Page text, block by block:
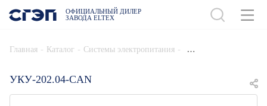
ОФИЦИАЛЬНЫЙ ДИЛЕР
ЗАВОДА ELTEX
Главная - Каталог - Системы электропитания -
УКУ-202.04-CAN